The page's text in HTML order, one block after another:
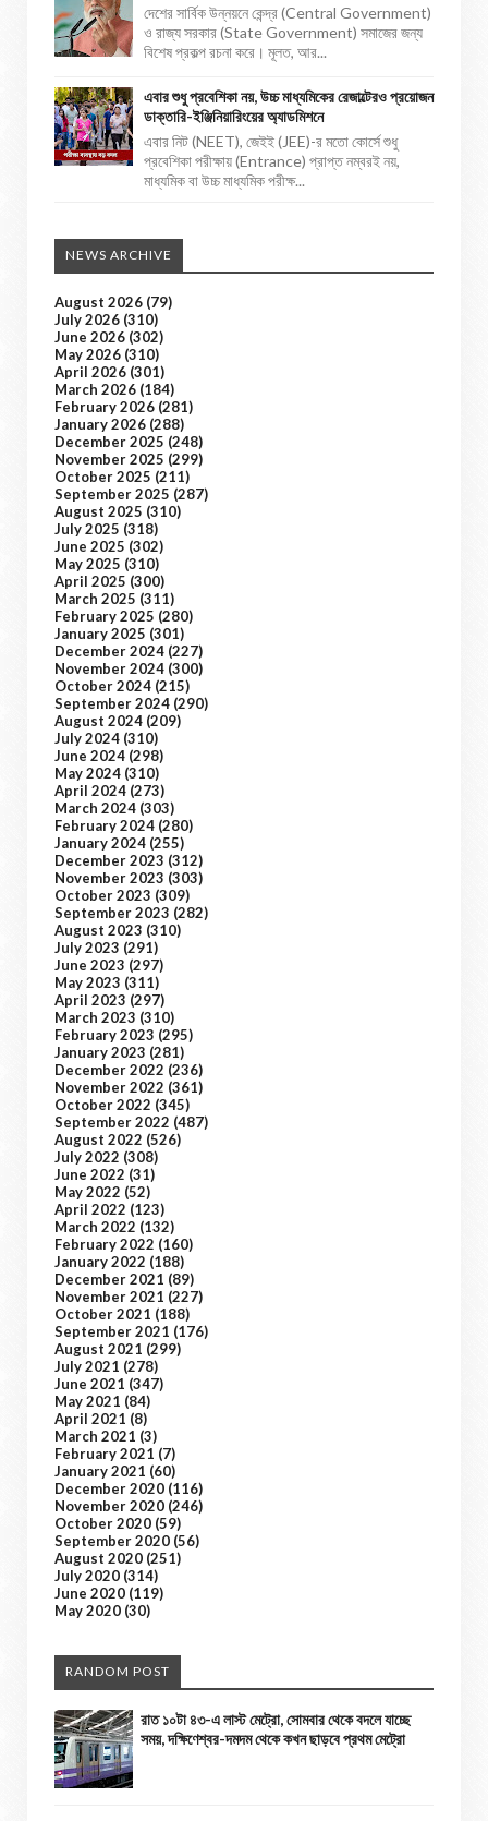
দেশের সার্বিক উন্নয়নে কেন্দ্র (Central Government)
ও রাজ্য সরকার (State Government) সমাজের জন্য
বিশেষ প্রকল্প রচনা করে। মূলত, আর...
এবার শুধু প্রবেশিকা নয়, উচ্চ মাধ্যমিকের রেজাল্টেরও প্রয়োজন
ডাক্তারি-ইঞ্জিনিয়ারিংয়ের অ্যাডমিশনে
এবার নিট (NEET), জেইই (JEE)-র মতো কোর্সে শুধু
প্রবেশিকা পরীক্ষায় (Entrance) প্রাপ্ত নম্বরই নয়,
মাধ্যমিক বা উচ্চ মাধ্যমিক পরীক্ষ...
NEWS ARCHIVE
August 2026 (79)
July 2026 (310)
June 2026 (302)
May 2026 (310)
April 2026 (301)
March 2026 (184)
February 2026 (281)
January 2026 (288)
December 2025 (248)
November 2025 (299)
October 2025 (211)
September 2025 (287)
August 2025 (310)
July 2025 (318)
June 2025 (302)
May 2025 (310)
April 2025 (300)
March 2025 (311)
February 2025 (280)
January 2025 (301)
December 2024 (227)
November 2024 (300)
October 2024 (215)
September 2024 (290)
August 2024 (209)
July 2024 (310)
June 2024 (298)
May 2024 (310)
April 2024 (273)
March 2024 (303)
February 2024 (280)
January 2024 (255)
December 2023 (312)
November 2023 (303)
October 2023 (309)
September 2023 (282)
August 2023 (310)
July 2023 (291)
June 2023 (297)
May 2023 (311)
April 2023 (297)
March 2023 (310)
February 2023 (295)
January 2023 (281)
December 2022 (236)
November 2022 (361)
October 2022 (345)
September 2022 (487)
August 2022 (526)
July 2022 (308)
June 2022 (31)
May 2022 (52)
April 2022 (123)
March 2022 (132)
February 2022 (160)
January 2022 (188)
December 2021 (89)
November 2021 (227)
October 2021 (188)
September 2021 (176)
August 2021 (299)
July 2021 (278)
June 2021 (347)
May 2021 (84)
April 2021 (8)
March 2021 (3)
February 2021 (7)
January 2021 (60)
December 2020 (116)
November 2020 (246)
October 2020 (59)
September 2020 (56)
August 2020 (251)
July 2020 (314)
June 2020 (119)
May 2020 (30)
RANDOM POST
রাত ১০টা ৪৩-এ লাস্ট মেট্রো, সোমবার থেকে বদলে যাচ্ছে
সময়, দক্ষিণেশ্বর-দমদম থেকে কখন ছাড়বে প্রথম মেট্রো